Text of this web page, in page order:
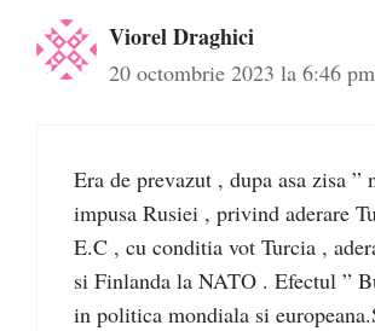
Viorel Draghici
20 octombrie 2023 la 6:46 pm
Era de prevazut , dupa asa zisa ”
impusa Rusiei , privind aderare
E.C , cu conditia vot Turcia ,
si Finlanda la NATO . Efectul ”
in politica mondiala si